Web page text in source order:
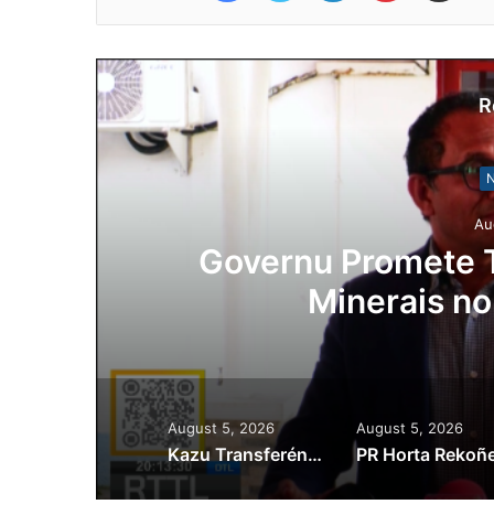
Governu Promete
Minerais
August 5, 2026
Kazu Transferénsia Osan Millaun 42 Husi Singapura, Advogadu Sei Halo Rekursu
August 5, 2026